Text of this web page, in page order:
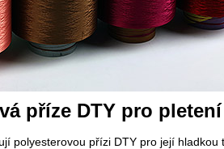
příze DTY pro pletení
polyesterovou přízi DTY pro její